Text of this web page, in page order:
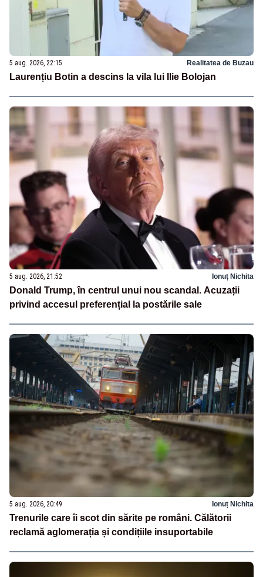
5 aug. 2026, 22:15 Realitatea de Buzau
Laurențiu Botin a descins la vila lui Ilie Bolojan
5 aug. 2026, 21:52 Ionuț Nichita
Donald Trump, în centrul unui nou scandal. Acuzații
privind accesul preferențial la postările sale
5 aug. 2026, 20:49 Ionuț Nichita
Trenurile care îi scot din sărite pe români. Călătorii
reclamă aglomerația și condițiile insuportabile